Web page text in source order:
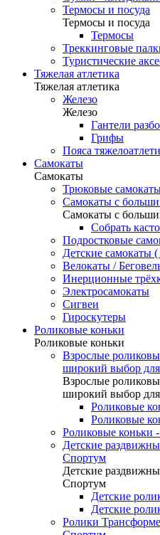
Термосы и посуда
Термосы и посуда
Термосы
Треккинговые
Туристические
Тяжелая атлетика
Тяжелая атлетика
Железо
Железо
Гантели
Грифы
Пояса
Самокаты
Самокаты
Трюковые
Самокаты с
Самокаты с
Собрать
Подростковые
Детские самокаты
Велокаты /
Инерционные
Электросамокаты
Сигвеи
Гироскутеры
Роликовые коньки
Роликовые коньки
Взрослые
широкий выбор для
Взрослые
широкий выбор для
Роликовые
Роликовые
Роликовые коньки
Детские
Спортум
Детские
Спортум
Детские
Детские
Ролики